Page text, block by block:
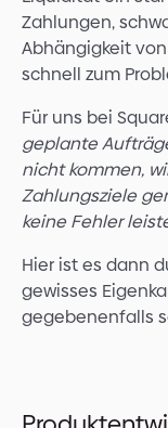
Zahlungen,
Abhängigkeit
schnell zum
Für uns bei
geplante
nicht kommen,
Zahlungsziele
keine Fehler
Hier ist es dann
gewisses
gegebenenfalls